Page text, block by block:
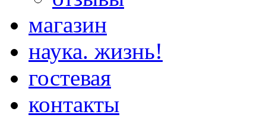
магазин
наука. жизнь!
гостевая
контакты